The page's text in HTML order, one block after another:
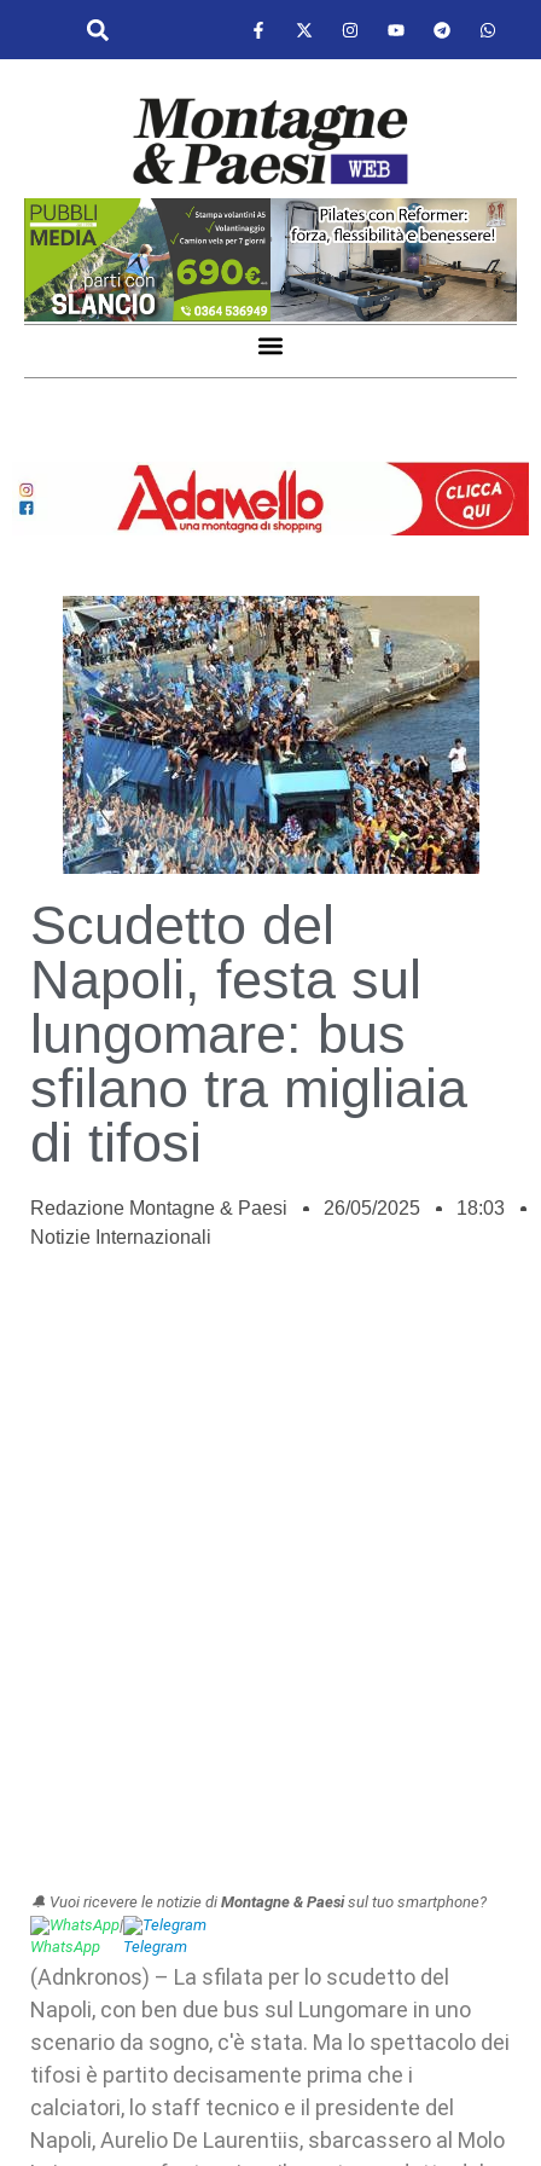
Scudetto del
Napoli, festa sul
lungomare: bus
sfilano tra migliaia
di tifosi
Redazione Montagne & Paesi 26/05/2025
18:03
Notizie Internazionali
🔔 Vuoi ricevere le notizie di Montagne & Paesisul tuo smartphone?
WhatsApp| Telegram
(Adnkronos) – La sfilata per lo scudetto del
Napoli, con ben due bus sul Lungomare in uno
scenario da sogno, c'è stata. Ma lo spettacolo dei
tifosi è partito decisamente prima che i
calciatori, lo staff tecnico e il presidente del
Napoli, Aurelio De Laurentiis, sbarcassero al Molo